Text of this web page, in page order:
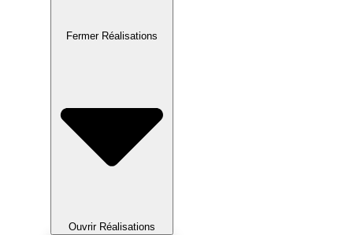
Fermer Réalisations
Ouvrir Réalisations